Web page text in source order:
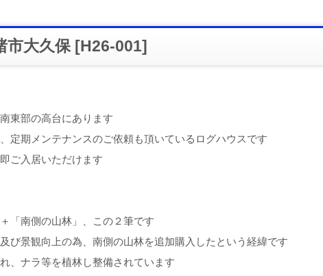
大久保 [H26-001]
東部の高台にあります
定期メンテナンスのご依頼も頂いているログハウスです
ご入居いただけます
「南側の山林」、この２筆です
び景観向上の為、南側の山林を追加購入したという経緯です
、ナラ等を植林し整備されています